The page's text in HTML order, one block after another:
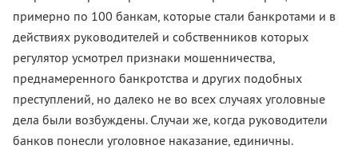
примерно по 100 банкам, которые стали банкротами и в
действиях руководителей и собственников которых
регулятор усмотрел признаки мошенничества,
преднамеренного банкротства и других подобных
преступлений, но далеко не во всех случаях уголовные
дела были возбуждены. Случаи же, когда руководители
банков понесли уголовное наказание, единичны.